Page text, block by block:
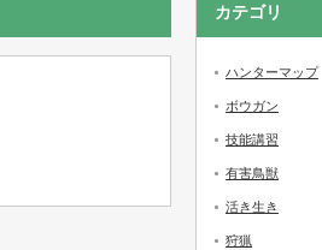
カテゴリ
ハンターマップ
ボウガン
技能講習
有害鳥獣
活き生き
狩猟